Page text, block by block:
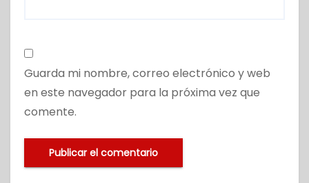
Guarda mi nombre, correo electrónico y web
en este navegador para la próxima vez que
comente.